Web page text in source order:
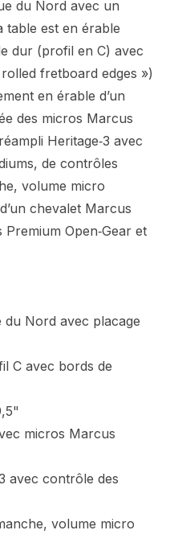
du Nord avec un
table est en érable
dur (profil en C) avec
fretboard edges »)
en érable d’un
des micros Marcus
Heritage‑3 avec
de contrôles
volume micro
chevalet Marcus
Premium Open‑Gear et
du Nord avec placage
C avec bords de
micros Marcus
avec contrôle des
volume micro